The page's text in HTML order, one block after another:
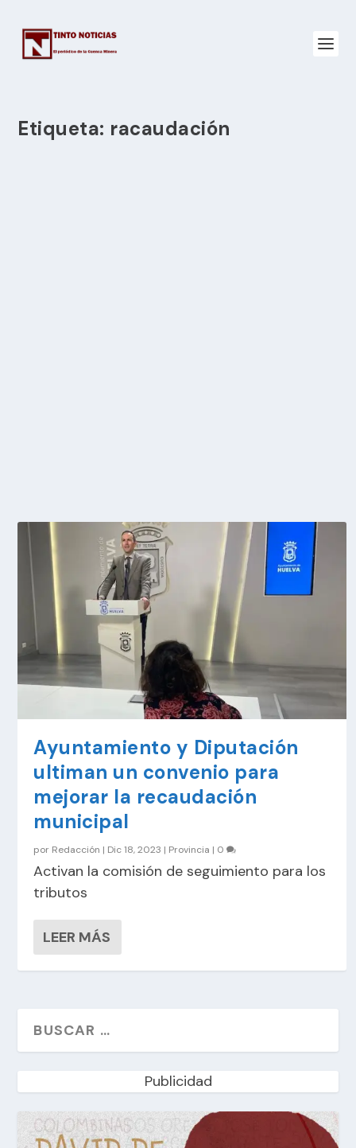
Etiqueta: racaudación
Ayuntamiento y Diputación
ultiman un convenio para
mejorar la recaudación
municipal
por Redacción | Dic 18, 2023 | Provincia | 0
Activan la comisión de seguimiento para los
tributos
LEER MÁS
Publicidad